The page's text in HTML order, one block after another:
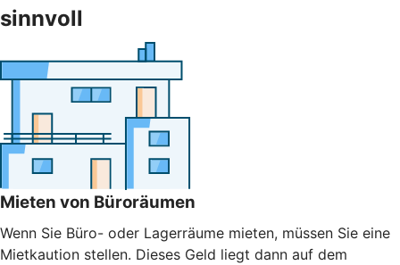
sinnvoll
Mieten von Büroräumen
Wenn Sie Büro- oder Lagerräume mieten, müssen Sie eine
Mietkaution stellen. Dieses Geld liegt dann auf dem